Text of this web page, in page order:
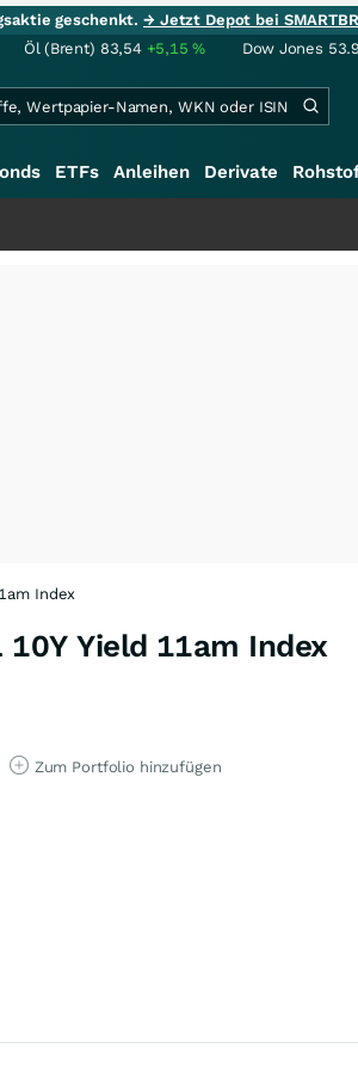
geschenkt.→ Jetzt Depot bei
Öl (Brent) 83,54 +5,15% Dow Jones
ETFs Anleihen Derivate
Index
10Y Yield 11am Index
Zum Portfolio hinzufügen